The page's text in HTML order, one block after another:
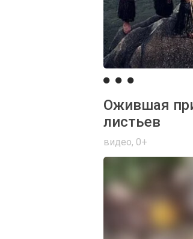
Ожившая
листьев
видео, 0+